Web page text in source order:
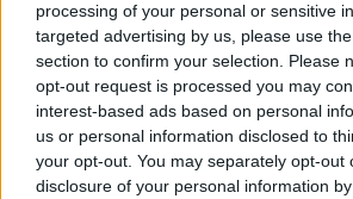
processing of your personal or sensitive
targeted advertising by us, please use
section to confirm your selection. Please
opt-out request is processed you may
interest-based ads based on personal
us or personal information disclosed to
your opt-out. You may separately opt-out
disclosure of your personal information
Ingatlanvadászok
2025. június 4. 5:00
„Muszáj megvárnunk ezt az
sokkolja a veteránokat
Bartek Boglárka négy hónapos